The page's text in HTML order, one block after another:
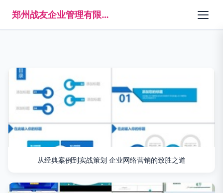
郑州战友企业管理有限公司
从经典案例到实战策划 企业网络营销的致胜之道